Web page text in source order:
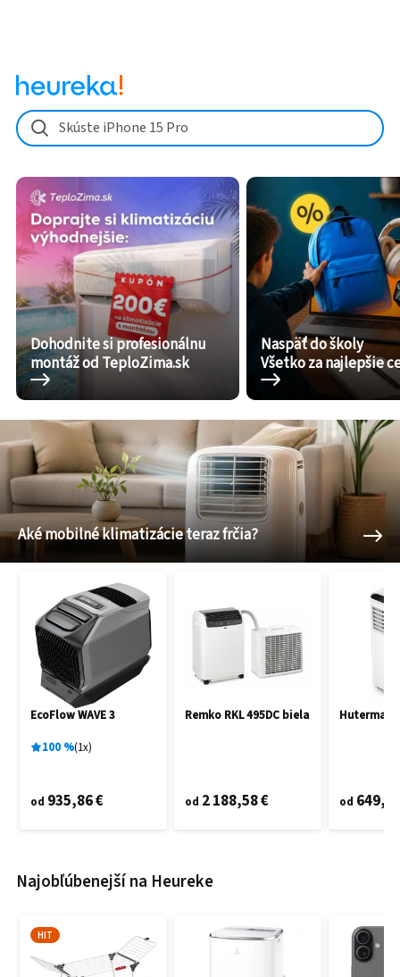
Skúste iPhone 15 Pro
Dohodnite si profesionálnu
montáž od TeploZima.sk
Naspäť do školy
Všetko za najlepšie
Aké mobilné klimatizácie teraz frčia?
EcoFlow WAVE 3
100% 1x
od 935,86 €
Remko RKL 495DC biela
od 2 188,58 €
Hutermann
od
Najobľúbenejší na Heureke
HIT